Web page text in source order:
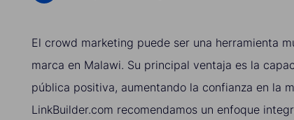
El crowd marketing puede ser una herramienta
marca en Malawi. Su principal ventaja es la
pública positiva, aumentando la confianza en la
LinkBuilder.com recomendamos un enfoque